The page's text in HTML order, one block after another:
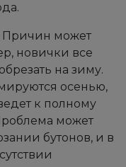
Причин может
новички все
на зиму.
осенью,
к полному
может
бутонов, и в